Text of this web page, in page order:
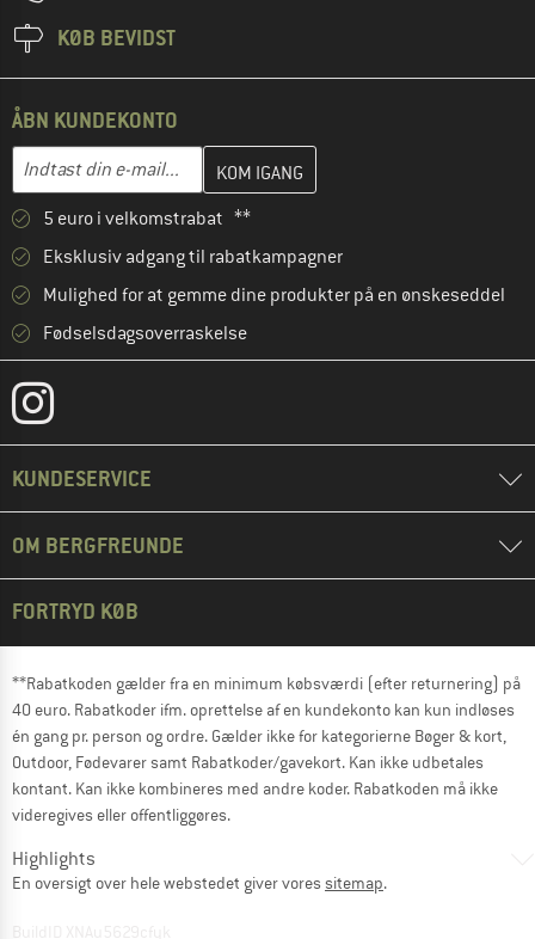
KØB BEVIDST
ÅBN KUNDEKONTO
Indtast din e-mail...
Indtast din e-mailadresse her, og opret i næste trin din
5 euro i velkomstrabat **
Eksklusiv adgang til rabatkampagner
Mulighed for at gemme dine produkter på en ønskeseddel
Fødselsdagsoverraskelse
KUNDESERVICE
OM BERGFREUNDE
FORTRYD KØB
**Rabatkoden gælder fra en minimum købsværdi (efter returnering) på
40 euro. Rabatkoder ifm. oprettelse af en kundekonto kan kun indløses
én gang pr. person og ordre. Gælder ikke for kategorierne Bøger & kort,
Outdoor, Fødevarer samt Rabatkoder/gavekort. Kan ikke udbetales
kontant. Kan ikke kombineres med andre koder. Rabatkoden må ikke
videregives eller offentliggøres.
Highlights
En oversigt over hele webstedet giver voressitemap.